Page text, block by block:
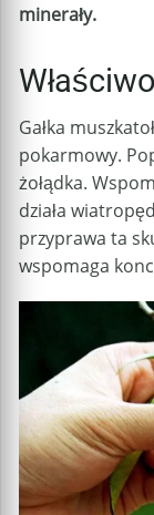
minerały.
Gałka
pokarmowy.
żołądka.
działa
przyprawa ta
wspomaga